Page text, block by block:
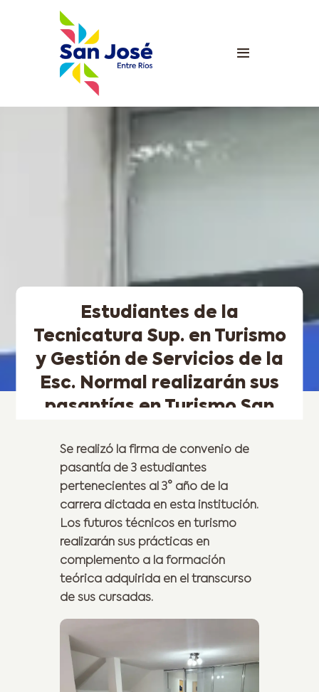
Estudiantes de la
Tecnicatura Sup. en Turismo
y Gestión de Servicios de la
Esc. Normal realizarán sus
pasantías en Turismo San
Se realizó la firma de convenio de
pasantía de 3 estudiantes
pertenecientes al 3° año de la
carrera dictada en esta institución.
Los futuros técnicos en turismo
realizarán sus prácticas en
complemento a la formación
teórica adquirida en el transcurso
de sus cursadas.